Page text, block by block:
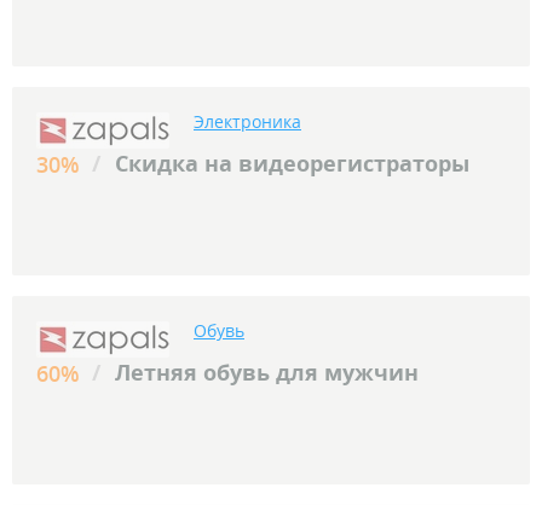
Электроника
30% / Скидка на видеорегистраторы
Обувь
60% / Летняя обувь для мужчин